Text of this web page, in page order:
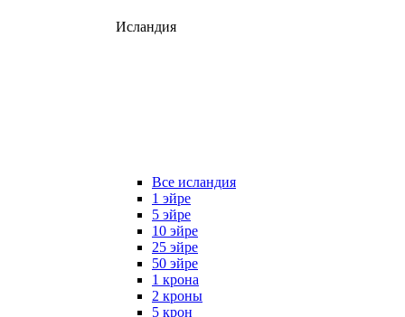
Исландия
Все исландия
1 эйре
5 эйре
10 эйре
25 эйре
50 эйре
1 крона
2 кроны
5 крон